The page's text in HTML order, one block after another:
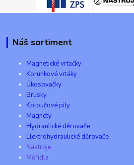
Náš sortiment
Magnetické vrtačky
Korunkové vrtáky
Úkosovačky
Brusky
Kotoučové pily
Magnety
Hydraulické děrovače
Elektrohydraulické děrovače
Nástroje
Měřidla